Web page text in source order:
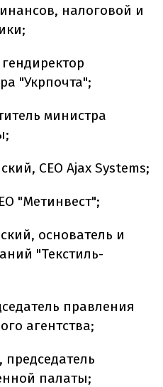
налоговой и
"Укрпочта";
министра
CEO Ajax Systems;
"Метинвест";
основатель и
"Текстиль-
правления
агентства;
палаты;